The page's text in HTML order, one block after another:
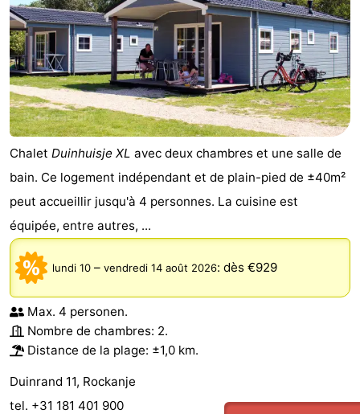
Chalet Duinhuisje XL avec deux chambres et une salle de
bain. Ce logement indépendant et de plain-pied de ±40m²
peut accueillir jusqu'à 4 personnes. La cuisine est
équipée, entre autres, ...
lundi 10 – vendredi 14 août 2026: dès €929
Max. 4 personen.
Nombre de chambres: 2.
Distance de la plage: ±1,0 km.
Duinrand 11, Rockanje
tel. +31 181 401 900